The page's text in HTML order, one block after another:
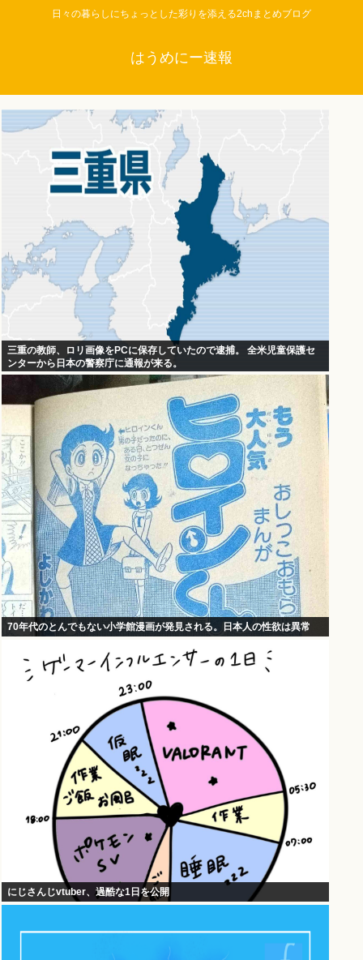
日々の暮らしにちょっとした彩りを添える2chまとめブログ
はうめにー速報
三重の教師、ロリ画像をPCに保存していたので逮捕。 全米児童保護セ
ンターから日本の警察庁に通報が来る。
70年代のとんでもない小学館漫画が発見される。日本人の性欲は異常
にじさんじvtuber、過酷な1日を公開